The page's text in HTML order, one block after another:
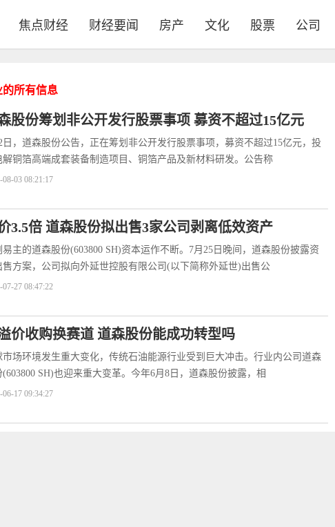
焦点财经 财经要闻 房产 文化 股票 公司
所有信息
股份筹划非公开发行股票事项 募资不超过15亿元
日，道森股份公告，正在筹划非公开发行股票事项，募资不超过15亿元，投
解铜箔高端成套装备制造项目、铜箔产品及新材料研发。公告称
08-03 08:21:17
3.5倍 道森股份拟出售3家公司剥离低效资产
易主的道森股份(603800 SH)资本运作不断。7月25日晚间，道森股份披露资
售方案，公司拟向外延世控股有限公司(以下简称外延世)出售公
07-27 08:47:22
价收购换赛道 道森股份能成功转型吗
市场环境发生重大变化，传统石油能源行业受到巨大冲击。行业内公司道森
(603800 SH)也迎来重大变革。今年6月8日，道森股份披露，相
06-17 09:34:27